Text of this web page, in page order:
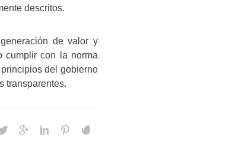
descritos.
de valor y
cumplir con la norma
del gobierno
transparentes.